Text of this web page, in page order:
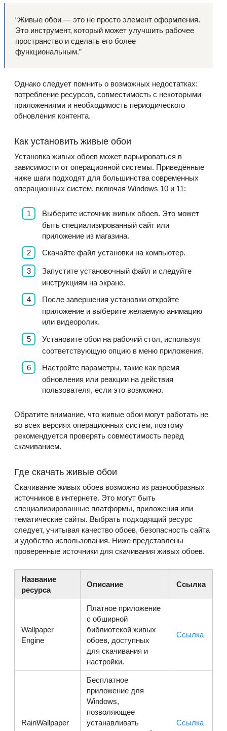
“Живые обои — это не просто элемент оформления.
Это инструмент, который может улучшить рабочее
пространство и сделать его более
функциональным.”
Однако следует помнить о возможных недостатках:
потребление ресурсов, совместимость с некоторыми
приложениями и необходимость периодического
обновления контента.
Как установить живые обои
Установка живых обоев может варьироваться в
зависимости от операционной системы. Приведённые
ниже шаги подходят для большинства современных
операционных систем, включая Windows 10 и 11:
Выберите источник живых обоев. Это может
быть специализированный сайт или
приложение из магазина.
Скачайте файл установки на компьютер.
Запустите установочный файл и следуйте
инструкциям на экране.
После завершения установки откройте
приложение и выберите желаемую анимацию
или видеоролик.
Установите обои на рабочий стол, используя
соответствующую опцию в меню приложения.
Настройте параметры, такие как время
обновления или реакции на действия
пользователя, если это возможно.
Обратите внимание, что живые обои могут работать не
во всех версиях операционных систем, поэтому
рекомендуется проверять совместимость перед
скачиванием.
Где скачать живые обои
Скачивание живых обоев возможно из разнообразных
источников в интернете. Это могут быть
специализированные платформы, приложения или
тематические сайты. Выбрать подходящий ресурс
следует, учитывая качество обоев, безопасность сайта
и удобство использования. Ниже представлены
проверенные источники для скачивания живых обоев.
Название
ресурса
Описание Ссылка
Wallpaper
Engine
Платное приложение
с обширной
библиотекой живых
обоев, доступных
для скачивания и
настройки.
Ссылка
RainWallpaper
Бесплатное
приложение для
Windows,
позволяющее
устанавливать
Ссылка